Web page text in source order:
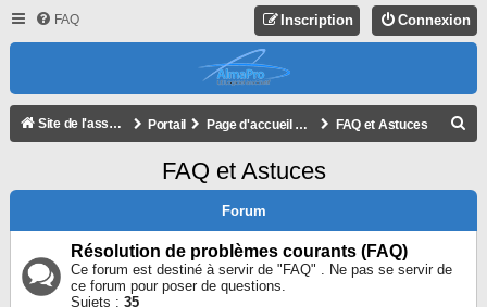
FAQ Connexion
Inscription
Site de l'association Portail Page d'accueil du forum FAQ et Astuces
E
FAQ et Astuces
Forum
Résolution de problèmes courants (FAQ)
Ce forum est destiné à servir de "FAQ" . Ne pas se servir de
ce forum pour poser de questions.
Sujets : 35